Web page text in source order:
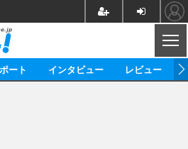
ート インタビュー レビュー